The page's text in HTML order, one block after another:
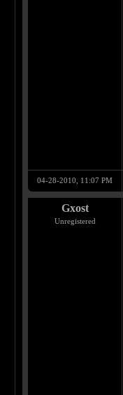
04-28-2010, 11:07 PM
Gxost
Unregistered